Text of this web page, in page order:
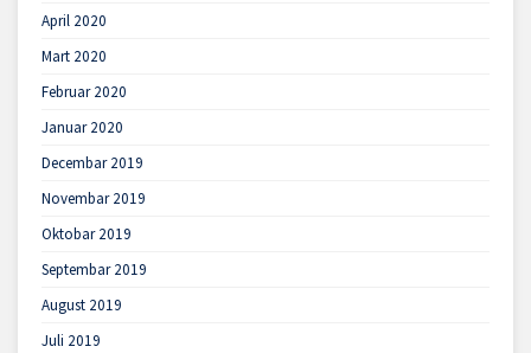
April 2020
Mart 2020
Februar 2020
Januar 2020
Decembar 2019
Novembar 2019
Oktobar 2019
Septembar 2019
August 2019
Juli 2019